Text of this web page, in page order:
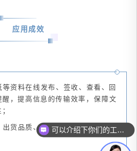
应用成效
资料在线发布、签收、查看、回
，提高信息的传输效率， 保障文
出货品质、退货等过程进行数据采
模具监视器怎么卖？